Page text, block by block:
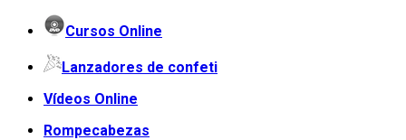
Cursos Online
Lanzadores de confeti
Vídeos Online
Rompecabezas